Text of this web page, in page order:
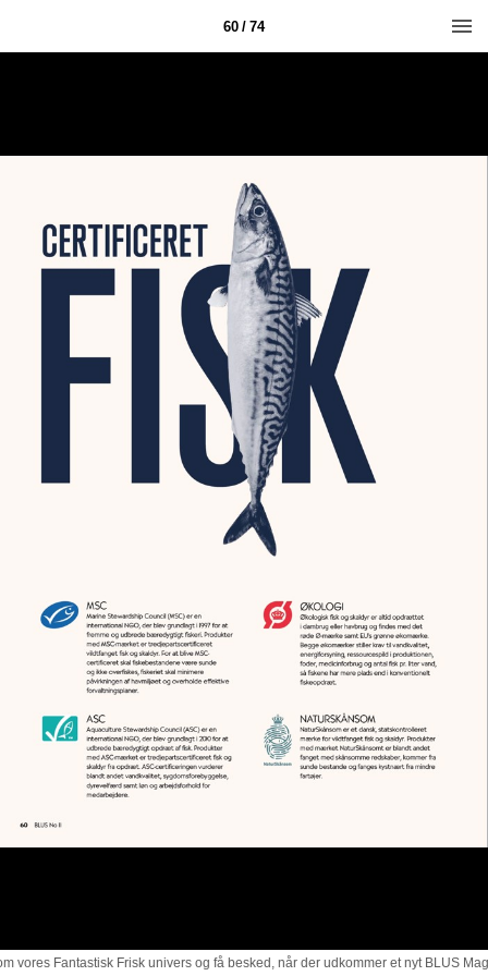
60 / 74
vores Fantastisk Frisk univers og få besked, når der udkommer et nyt BLUS